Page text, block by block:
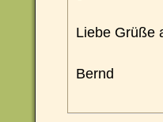
Liebe Grüße
Bernd